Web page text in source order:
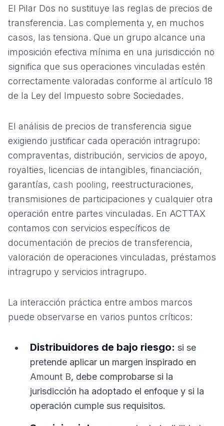
El Pilar Dos no sustituye las reglas de precios de
transferencia. Las complementa y, en muchos
casos, las tensiona. Que un grupo alcance una
imposición efectiva mínima en una jurisdicción no
significa que sus operaciones vinculadas estén
correctamente valoradas conforme al artículo 18
de la Ley del Impuesto sobre Sociedades.
El análisis de precios de transferencia sigue
exigiendo justificar cada operación intragrupo:
compraventas, distribución, servicios de apoyo,
royalties, licencias de intangibles, financiación,
garantías, cash pooling, reestructuraciones,
transmisiones de participaciones y cualquier otra
operación entre partes vinculadas. En ACTTAX
contamos con servicios específicos de
documentación de precios de transferencia,
valoración de operaciones vinculadas, préstamos
intragrupo y servicios intragrupo.
La interacción práctica entre ambos marcos
puede observarse en varios puntos críticos:
Distribuidores de bajo riesgo: si se
pretende aplicar un margen inspirado en
Amount B, debe comprobarse si la
jurisdicción ha adoptado el enfoque y si la
operación cumple sus requisitos.